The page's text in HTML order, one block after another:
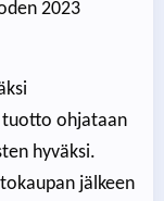
2023
tuotto ohjataan
hyväksi.
jälkeen